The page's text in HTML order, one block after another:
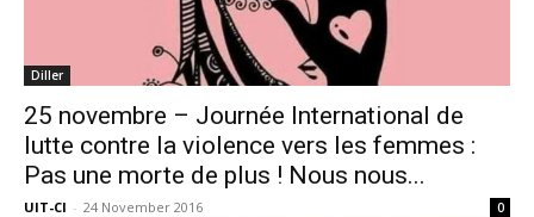
Diller
25 novembre – Journée International de
lutte contre la violence vers les femmes :
Pas une morte de plus ! Nous nous...
UIT-CI - 24 November 2016 0